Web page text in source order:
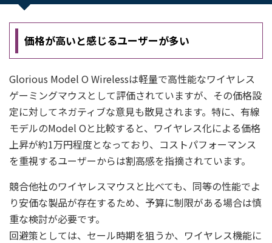
価格が高いと感じるユーザーが多い
Glorious Model O Wirelessは軽量で高性能なワイヤレス
ゲーミングマウスとして評価されていますが、その価格設
定に対してネガティブな意見も散見されます。特に、有線
モデルのModel Oと比較すると、ワイヤレス化による価格
上昇が約1万円程度となっており、コストパフォーマンス
を重視するユーザーからは割高感を指摘されています。
競合他社のワイヤレスマウスと比べても、同等の性能でよ
り安価な製品が存在するため、予算に制限がある場合は慎
重な検討が必要です。
回避策としては、セール時期を狙うか、ワイヤレス機能に